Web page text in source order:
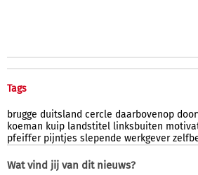
Tags
brugge duitsland cercle daarbovenop
koeman kuip landstitel linksbuiten
pfeiffer pijntjes slepende werkgever
Wat vind jij van dit nieuws?